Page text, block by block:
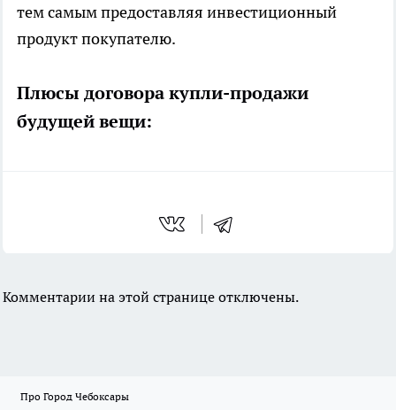
тем самым предоставляя инвестиционный
продукт покупателю.
Плюсы договора купли-продажи
будущей вещи:
Комментарии на этой странице отключены.
Про Город Чебоксары